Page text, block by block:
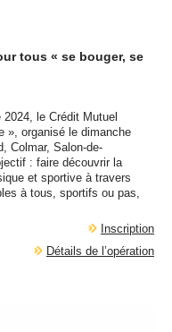
tous « se bouger, se
le Crédit Mutuel
», organisé le dimanche
Colmar, Salon-de-
: faire découvrir la
et sportive à travers
à tous, sportifs ou pas,
Inscription
Détails de l’opération